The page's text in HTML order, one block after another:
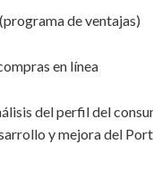
de ventajas)
en línea
del perfil del
y mejora del